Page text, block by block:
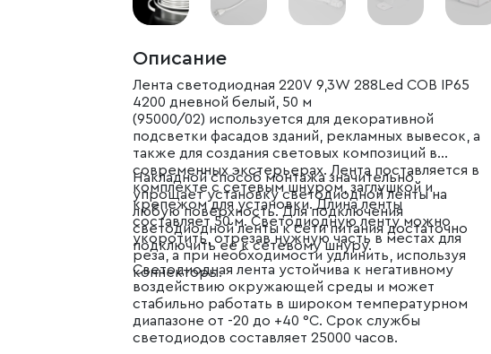
Описание
Лента светодиодная 220V 9,3W 288Led COB IP65
4200 дневной белый, 50 м
(95000/02) используется для декоративной
подсветки фасадов зданий, рекламных вывесок, а
также для создания световых композиций в
современных экстерьерах. Лента поставляется в
комплекте с сетевым шнуром, заглушкой и
крепежом для установки. Длина ленты
составляет 50 м. Светодиодную ленту можно
укоротить, отрезав нужную часть в местах для
реза, а при необходимости удлинить, используя
коннекторы.
Накладной способ монтажа значительно
упрощает установку светодиодной ленты на
любую поверхность. Для подключения
светодиодной ленты к сети питания достаточно
подключить ее к сетевому шнуру.
Светодиодная лента устойчива к негативному
воздействию окружающей среды и может
стабильно работать в широком температурном
диапазоне от -20 до +40 °C. Срок службы
светодиодов составляет 25000 часов.